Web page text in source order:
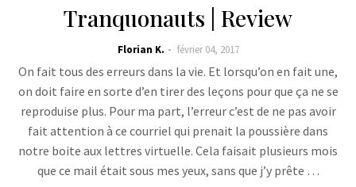
Tranquonauts | Review
Florian K. février 04, 2017
On fait tous des erreurs dans la vie. Et lorsqu’on en fait une,
on doit faire en sorte d’en tirer des leçons pour que ça ne se
reproduise plus. Pour ma part, l’erreur c’est de ne pas avoir
fait attention à ce courriel qui prenait la poussière dans
notre boite aux lettres virtuelle. Cela faisait plusieurs mois
que ce mail était sous mes yeux, sans que j’y prête …